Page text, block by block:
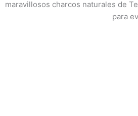
maravillosos charcos naturales de
para